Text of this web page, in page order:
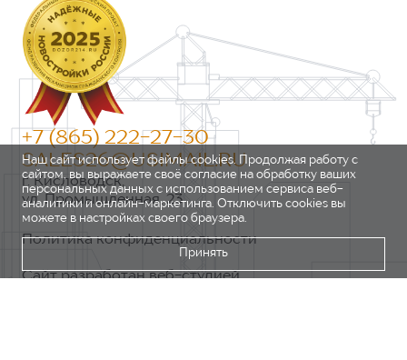
+7 (865) 222-27-30
SALES26@USIMAIL.RU
г. Кисловодск,
ул. Промышленная, 23
Политика конфиденциальности
Сайт разработан веб-студией
Наш сайт использует файлы cookies. Продолжая работу с
сайтом, вы выражаете своё согласие на обработку ваших
персональных данных с использованием сервиса веб-
аналитики и онлайн-маркетинга. Отключить cookies вы
можете в настройках своего браузера.
Принять